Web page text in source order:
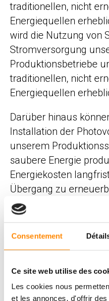
Consentement
Ce site web utilise des
Les cookies nous
et les annonces, d'offrir
traditionellen, nicht
Energiequellen
wird die Nutzung von
Stromversorgung
Produktionsbetriebe
traditionellen, nicht
Energiequellen
Darüber hinaus
Installation der
unserem
saubere Energie
Energiekosten
Übergang zu
helfen, unsere
Markt zu verbessern
Position als
stärken.
Durch die Investition
fördern wir auch die